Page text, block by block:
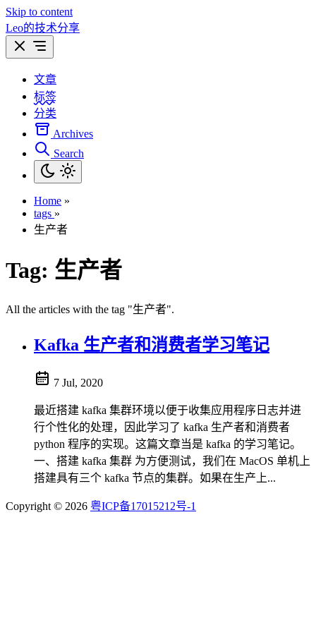
Skip to content
Leo的技术分享
文章
标签
分类
Archives
Search
Home »
tags »
生产者
Tag: 生产者
All the articles with the tag "生产者".
Kafka 生产者和消费者学习笔记
7 Jul, 2020
最近搭建 kafka 集群环境以便于收集应用程序日志并进
行个性化的处理，因此学习了 kafka 生产者和消费者
python 程序的实现。这篇文章当是 kafka 的学习笔记。
一、搭建 kafka 集群 为方便测试，我们在 MacOS 单机上
搭建具有三个 kafka 节点的集群。如果在生产上...
Copyright © 2026 粤ICP备17015212号-1